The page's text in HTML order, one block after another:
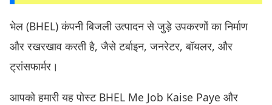
भेल (BHEL) कंपनी बिजली उत्पादन से जुड़े उपकरणों का निर्माण
और रखरखाव करती है, जैसे टर्बाइन, जनरेटर, बॉयलर, और
ट्रांसफार्मर।
आपको हमारी यह पोस्ट BHEL Me Job Kaise Paye और